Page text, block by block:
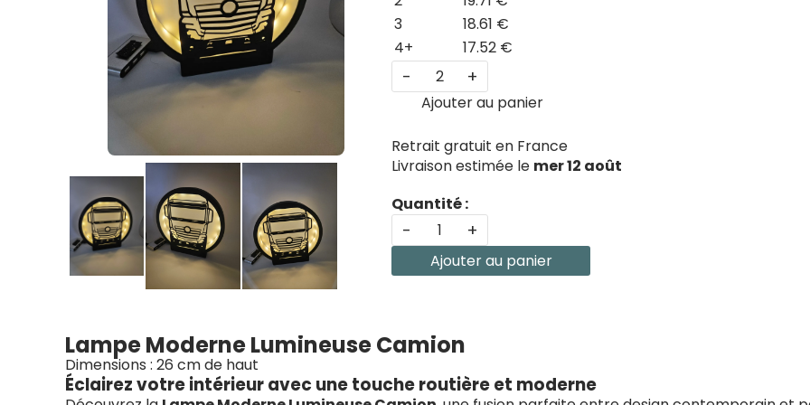
3
18.61 €
4+
17.52 €
- +
Ajouter au panier
Retrait gratuit en France
Livraison estimée le mer 12 août
Quantité :
- +
Ajouter au panier
Lampe Moderne Lumineuse Camion
Dimensions : 26 cm de haut
Éclairez votre intérieur avec une touche routière et moderne